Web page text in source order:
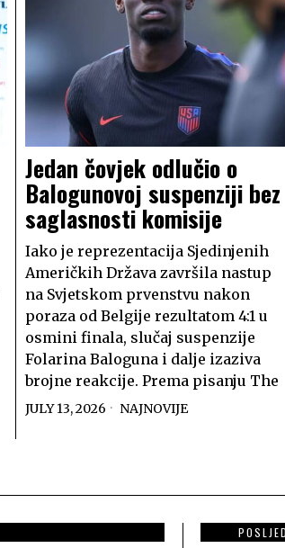
Jedan čovjek odlučio o
Balogunovoj suspenziji bez
saglasnosti komisije
Iako je reprezentacija Sjedinjenih
Američkih Država završila nastup
na Svjetskom prvenstvu nakon
poraza od Belgije rezultatom 4:1 u
osmini finala, slučaj suspenzije
Folarina Baloguna i dalje izaziva
brojne reakcije. Prema pisanju The
JULY 13, 2026 NAJNOVIJE